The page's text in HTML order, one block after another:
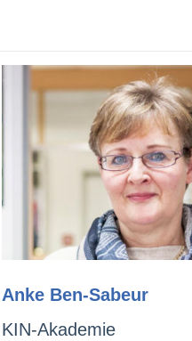
Anke Ben-Sabeur
KIN-Akademie